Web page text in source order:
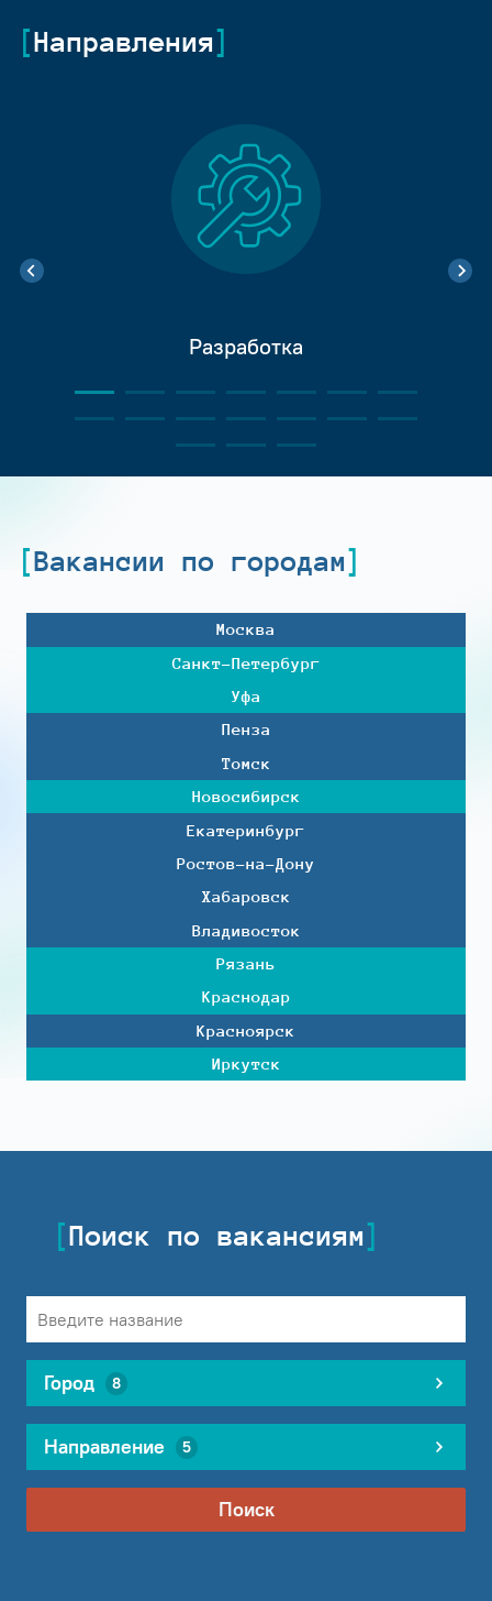
Направления
Разработка
Вакансии по городам
Москва
Санкт-Петербург
Уфа
Пенза
Томск
Новосибирск
Екатеринбург
Ростов-на-Дону
Хабаровск
Владивосток
Рязань
Краснодар
Красноярск
Иркутск
Поиск по вакансиям
Город 8
Направление 5
Поиск